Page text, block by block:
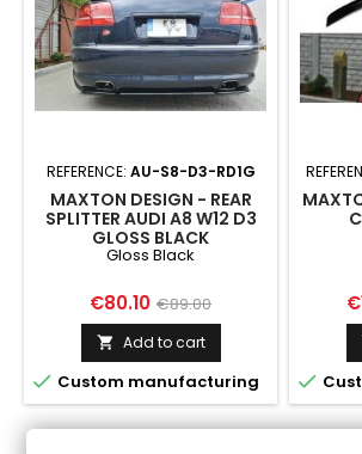
REFERENCE: AU-S8-D3-RD1G
MAXTON DESIGN - REAR
SPLITTER AUDI A8 W12 D3
GLOSS BLACK
Gloss Black
Price
€80.10 Regular
price
€89.00
 Add to cart
 Custom manufacturing 